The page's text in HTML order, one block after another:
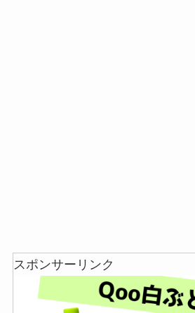
スポンサーリンク